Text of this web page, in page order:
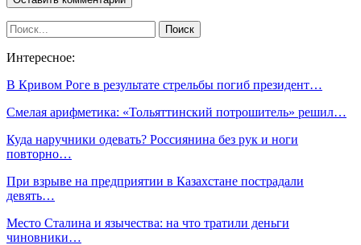
Интересное:
В Кривом Роге в результате стрельбы погиб президент…
Смелая арифметика: «Тольяттинский потрошитель» решил…
Куда наручники одевать? Россиянина без рук и ноги
повторно…
При взрыве на предприятии в Казахстане пострадали
девять…
Место Сталина и язычества: на что тратили деньги
чиновники…